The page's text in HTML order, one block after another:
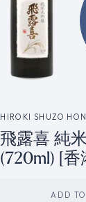
HIROKI SHUZO
店)
飛露喜 純
(720ml) [香
ADD